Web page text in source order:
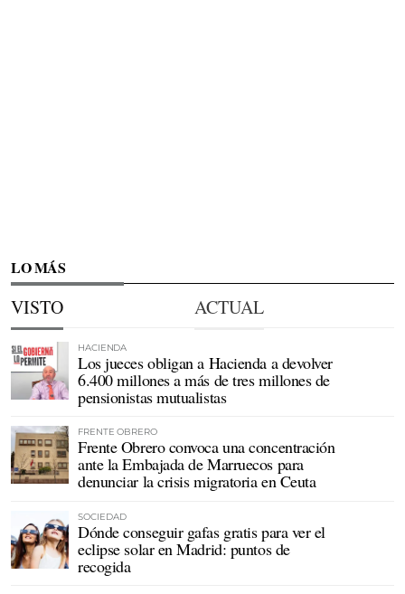
LO MÁS
VISTO ACTUAL
HACIENDA
Los jueces obligan a Hacienda a devolver
6.400 millones a más de tres millones de
pensionistas mutualistas
FRENTE OBRERO
Frente Obrero convoca una concentración
ante la Embajada de Marruecos para
denunciar la crisis migratoria en Ceuta
SOCIEDAD
Dónde conseguir gafas gratis para ver el
eclipse solar en Madrid: puntos de
recogida